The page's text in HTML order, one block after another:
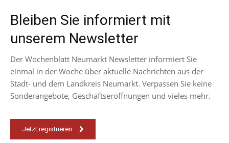
Bleiben Sie informiert mit
unserem Newsletter
Der Wochenblatt Neumarkt Newsletter informiert Sie
einmal in der Woche über aktuelle Nachrichten aus der
Stadt- und dem Landkreis Neumarkt. Verpassen Sie keine
Sonderangebote, Geschäftseröffnungen und vieles mehr.
Jetzt registrieren